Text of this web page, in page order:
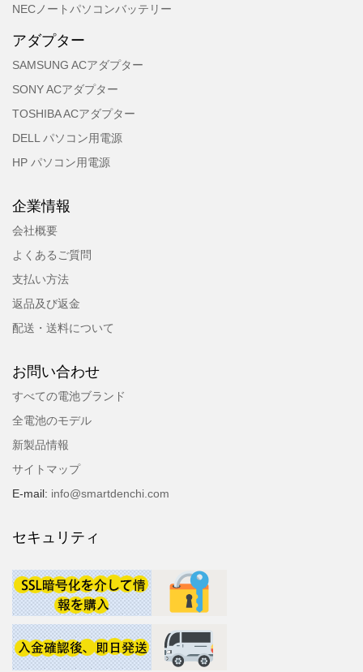
NECノートパソコンバッテリー
アダプター
SAMSUNG ACアダプター
SONY ACアダプター
TOSHIBA ACアダプター
DELL パソコン用電源
HP パソコン用電源
企業情報
会社概要
よくあるご質問
支払い方法
返品及び返金
配送・送料について
お問い合わせ
すべての電池ブランド
全電池のモデル
新製品情報
サイトマップ
E-mail: info@smartdenchi.com
セキュリティ